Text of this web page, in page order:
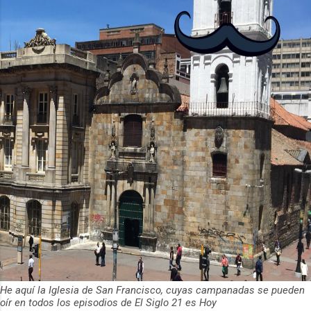
mejorando su capacidad...
He aquí la Iglesia de San Francisco, cuyas campanadas se pueden
oír en todos los episodios de El Siglo 21 es Hoy